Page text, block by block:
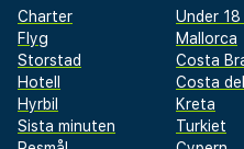
Charter
Flyg
Storstad
Hotell
Hyrbil
Sista minuten
Under 18
Mallorca
Costa
Costa
Kreta
Turkiet